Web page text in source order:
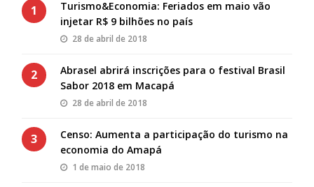
1
Turismo&Economia: Feriados em maio vão
injetar R$ 9 bilhões no país
28 de abril de 2018
2
Abrasel abrirá inscrições para o festival Brasil
Sabor 2018 em Macapá
28 de abril de 2018
3
Censo: Aumenta a participação do turismo na
economia do Amapá
1 de maio de 2018